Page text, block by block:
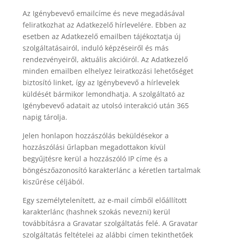
Az Igénybevevő emailcíme és neve megadásával
feliratkozhat az Adatkezelő hírlevelére. Ebben az
esetben az Adatkezelő emailben tájékoztatja új
szolgáltatásairól, induló képzéseiről és más
rendezvényeiről, aktuális akcióiról. Az Adatkezelő
minden emailben elhelyez leiratkozási lehetőséget
biztosító linket, így az Igénybevevő a hírlevelek
küldését bármikor lemondhatja. A szolgáltató az
Igénybevevő adatait az utolsó interakció után 365
napig tárolja.
Jelen honlapon hozzászólás beküldésekor a
hozzászólási űrlapban megadottakon kívül
begyűjtésre kerül a hozzászóló IP címe és a
böngészőazonosító karakterlánc a kéretlen tartalmak
kiszűrése céljából.
Egy személytelenített, az e-mail címből előállított
karakterlánc (hashnek szokás nevezni) kerül
továbbításra a Gravatar szolgáltatás felé. A Gravatar
szolgáltatás feltételei az alábbi címen tekinthetőek